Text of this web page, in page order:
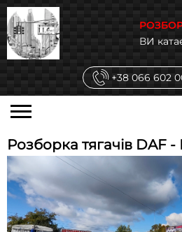
+38 066 602
ВИ
Розборка тягачів DAF